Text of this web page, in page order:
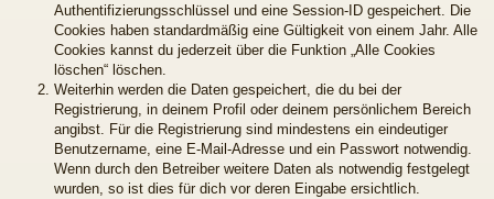
Authentifizierungsschlüssel und eine Session-ID gespeichert. Die
Cookies haben standardmäßig eine Gültigkeit von einem Jahr. Alle
Cookies kannst du jederzeit über die Funktion „Alle Cookies
löschen“ löschen.
Weiterhin werden die Daten gespeichert, die du bei der
Registrierung, in deinem Profil oder deinem persönlichem Bereich
angibst. Für die Registrierung sind mindestens ein eindeutiger
Benutzername, eine E-Mail-Adresse und ein Passwort notwendig.
Wenn durch den Betreiber weitere Daten als notwendig festgelegt
wurden, so ist dies für dich vor deren Eingabe ersichtlich.